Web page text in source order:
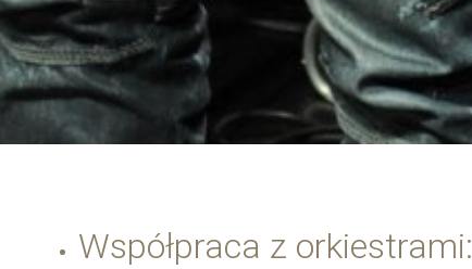
Współpraca z orkiestrami: